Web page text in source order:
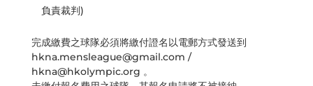
負責裁判)
完成繳費之球隊必須將繳付證名以電郵方式發送到
hkna.mensleague@gmail.com /
hkna@hkolympic.org 。